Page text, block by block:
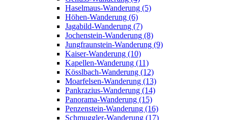
Haselmaus-Wanderung (5)
Höhen-Wanderung (6)
Jagabild-Wanderung (7)
Jochenstein-Wanderung (8)
Jungfraunstein-Wanderung (9)
Kaiser-Wanderung (10)
Kapellen-Wanderung (11)
Kösslbach-Wanderung (12)
Moarfelsen-Wanderung (13)
Pankrazius-Wanderung (14)
Panorama-Wanderung (15)
Penzenstein-Wanderung (16)
Schmuggler-Wanderung (17)